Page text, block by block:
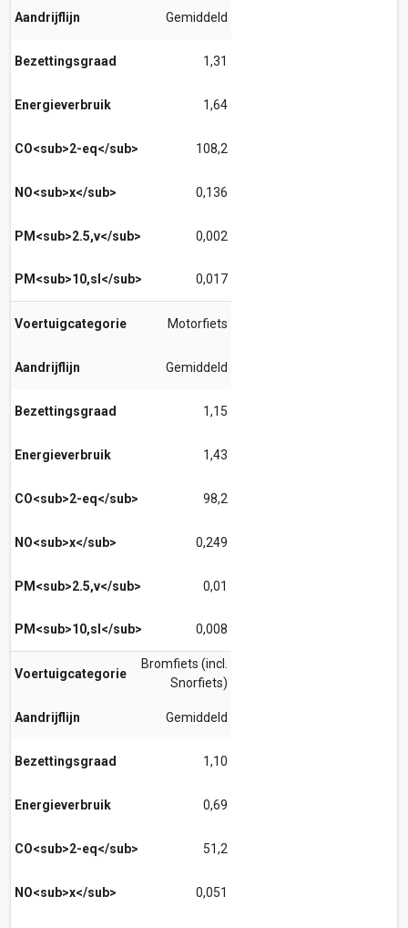
Aandrijflijn Gemiddeld
Bezettingsgraad 1,31
Energieverbruik 1,64
CO<sub>2-eq</sub> 108,2
NO<sub>x</sub> 0,136
PM<sub>2.5,v</sub> 0,002
PM<sub>10,sl</sub> 0,017
Voertuigcategorie Motorfiets
Aandrijflijn Gemiddeld
Bezettingsgraad 1,15
Energieverbruik 1,43
CO<sub>2-eq</sub> 98,2
NO<sub>x</sub> 0,249
PM<sub>2.5,v</sub> 0,01
PM<sub>10,sl</sub> 0,008
Voertuigcategorie
Bromfiets (incl.
Snorfiets)
Aandrijflijn Gemiddeld
Bezettingsgraad 1,10
Energieverbruik 0,69
CO<sub>2-eq</sub> 51,2
NO<sub>x</sub> 0,051